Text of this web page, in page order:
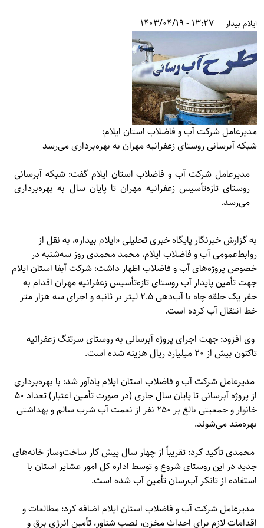
ایلام بیدار 13:27 - 1403/04/19
مدیرعامل شرکت آب و فاضلاب استان ایلام:
شبکه آبرسانی روستای زعفرانیه مهران به بهره‌برداری می‌رسد
مدیرعامل شرکت آب و فاضلاب استان ایلام گفت: شبکه آبرسانی
روستای تازه‌تأسیس زعفرانیه مهران تا پایان سال به بهره‌برداری
می‌رسد.
به گزارش خبرنگار پایگاه خبری تحلیلی «ایلام بیدار»، به نقل از
روابط‌عمومی آب و فاضلاب ایلام، محمد محمدی روز سه‌شنبه در
خصوص پروژه‌های آب و فاضلاب اظهار داشت: شرکت آبفا استان ایلام
جهت تأمین پایدار آب روستای تازه‌تأسیس زعفرانیه مهران اقدام به
حفر یک حلقه چاه با آب‌دهی ۲.۵ لیتر بر ثانیه و اجرای سه هزار متر
خط انتقال آب کرده است.
وی افزود: جهت اجرای پروژه آبرسانی به روستای سرتنگ زعفرانیه
تاکنون بیش از ۲۰ میلیارد ریال هزینه شده است.
مدیرعامل شرکت آب و فاضلاب استان ایلام یادآور شد: با بهره‌برداری
از پروژه آبرسانی تا پایان سال جاری (در صورت تأمین اعتبار) تعداد ۵۰
خانوار و جمعیتی بالغ بر ۲۵۰ نفر از نعمت آب شرب سالم و بهداشتی
بهره‌مند می‌شوند.
محمدی تأکید کرد: تقریباً از چهار سال پیش کار ساخت‌وساز خانه‌های
جدید در این روستای شروع و توسط اداره کل امور عشایر استان با
استفاده از تانکر آب‌رسان تأمین آب شده است.
مدیرعامل شرکت آب و فاضلاب استان ایلام اضافه کرد: مطالعات و
اقدامات لازم برای احداث مخزن، نصب شناور، تأمین انرژی برق و